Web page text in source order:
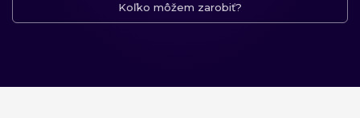
Koľko môžem zarobiť?